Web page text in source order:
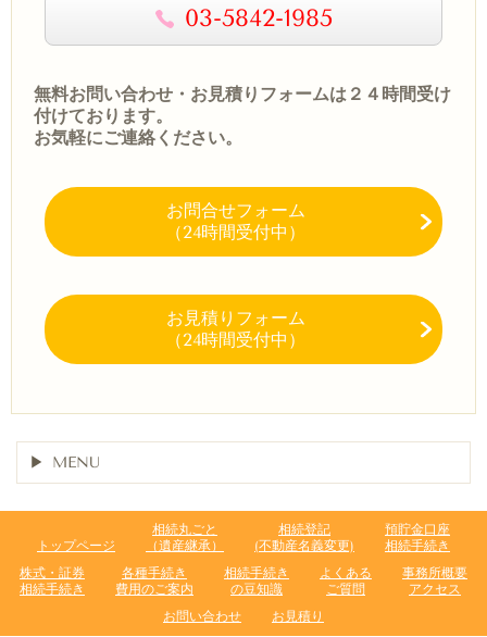
03-5842-1985
無料お問い合わせ・お見積りフォームは２４時間受け
付けております。
お気軽にご連絡ください。
お問合せフォーム
（24時間受付中）
お見積りフォーム
（24時間受付中）
MENU
トップページ
相続丸ごと
（遺産継承）
相続登記
(不動産名義変更)
預貯金口座
相続手続き
株式・証券
相続手続き
各種手続き
費用のご案内
相続手続き
の豆知識
よくある
ご質問
事務所概要
アクセス
お問い合わせ
お見積り